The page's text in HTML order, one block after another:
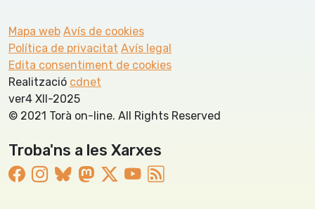
Mapa web Avís de cookies
Política de privacitat Avís legal
Edita consentiment de cookies
Realització cdnet
ver4 XII-2025
© 2021 Torà on-line. All Rights Reserved
Troba'ns a les Xarxes